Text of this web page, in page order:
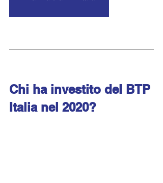
Chi ha investito del BTP
Italia nel 2020?